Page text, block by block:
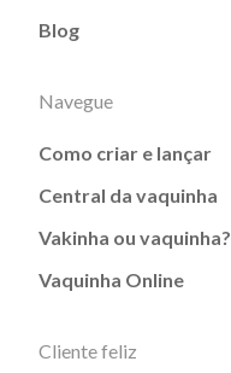
Blog
Navegue
Como criar e lançar
Central da vaquinha
Vakinha ou vaquinha?
Vaquinha Online
Cliente feliz